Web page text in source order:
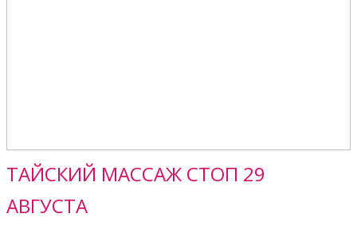
ТАЙСКИЙ МАССАЖ СТОП 29
АВГУСТА